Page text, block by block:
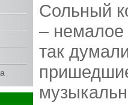
Сольный
– немалое
так